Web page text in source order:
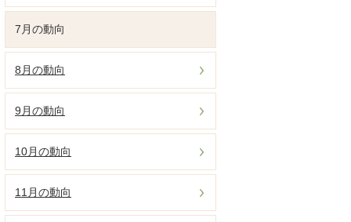
7月の動向
8月の動向
9月の動向
10月の動向
11月の動向